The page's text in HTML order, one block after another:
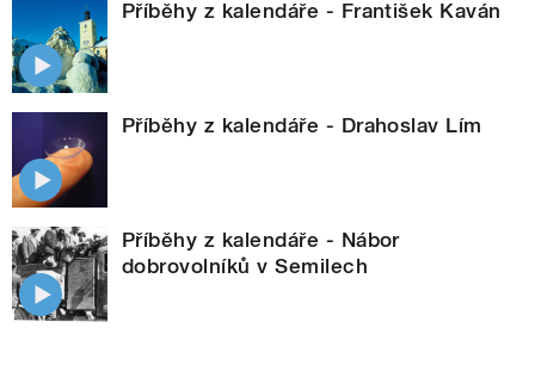
Příběhy z kalendáře - František Kaván
Příběhy z kalendáře - Drahoslav Lím
Příběhy z kalendáře - Nábor
dobrovolníků v Semilech